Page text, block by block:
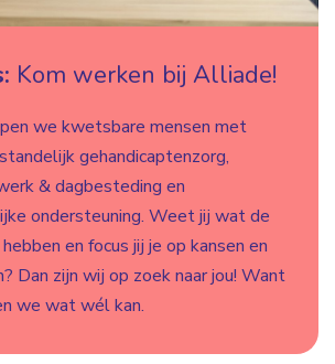
Kom werken bij Alliade!
we kwetsbare mensen met
gehandicaptenzorg,
& dagbesteding en
ondersteuning. Weet jij wat de
en focus jij je op kansen en
Dan zijn wij op zoek naar jou! Want
we wat wél kan.